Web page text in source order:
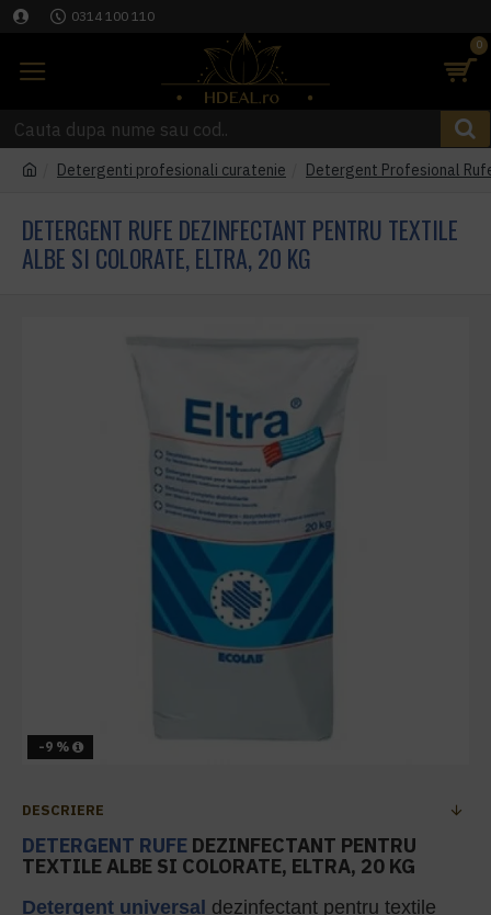
0314 100 110
0
Detergenti profesionali curatenie Detergent Profesional
DETERGENT RUFE DEZINFECTANT PENTRU TEXTILE
ALBE SI COLORATE, ELTRA, 20 KG
-9 %
DESCRIERE
DETERGENT RUFE DEZINFECTANT PENTRU
TEXTILE ALBE SI COLORATE, ELTRA, 20 KG
Detergent universal dezinfectant pentru textile